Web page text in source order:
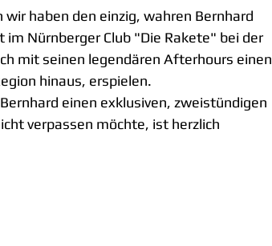
haben den einzig, wahren Bernhard
im Nürnberger Club "Die Rakete" bei der
mit seinen legendären Afterhours einen
hinaus, erspielen.
einen exklusiven, zweistündigen
verpassen möchte, ist herzlich